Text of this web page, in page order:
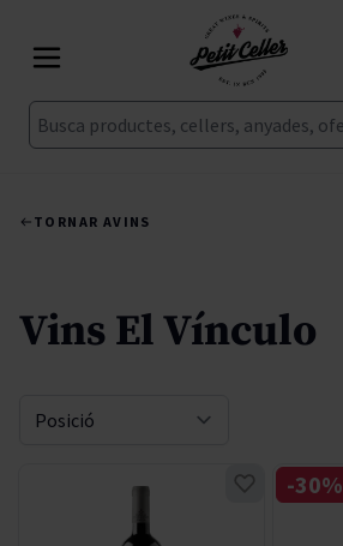
Cerca
TORNAR AVINS
Vins El Vínculo
Sort By
-30%